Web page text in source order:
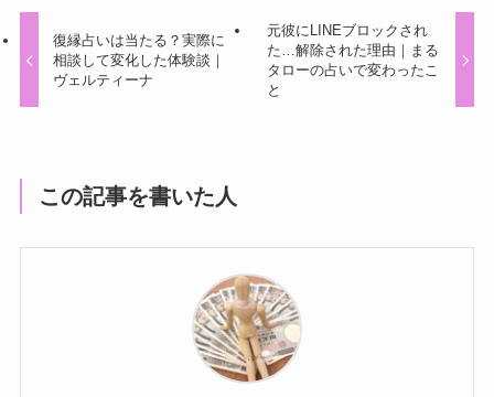
復縁占いは当たる？実際に
相談して変化した体験談｜
ヴェルティーナ
元彼にLINEブロックされ
た…解除された理由｜まる
タローの占いで変わったこ
と
この記事を書いた人